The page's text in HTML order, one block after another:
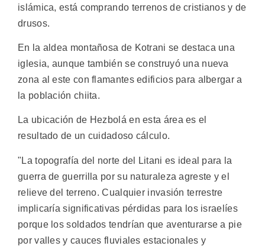
islámica, está comprando terrenos de cristianos y de
drusos.
En la aldea montañosa de Kotrani se destaca una
iglesia, aunque también se construyó una nueva
zona al este con flamantes edificios para albergar a
la población chiita.
La ubicación de Hezbolá en esta área es el
resultado de un cuidadoso cálculo.
"La topografía del norte del Litani es ideal para la
guerra de guerrilla por su naturaleza agreste y el
relieve del terreno. Cualquier invasión terrestre
implicaría significativas pérdidas para los israelíes
porque los soldados tendrían que aventurarse a pie
por valles y cauces fluviales estacionales y